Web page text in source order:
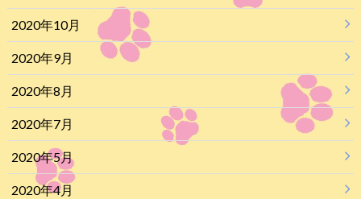
2020年10月
2020年9月
2020年8月
2020年7月
2020年5月
2020年4月